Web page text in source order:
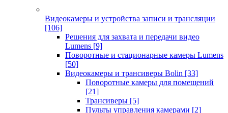
Видеокамеры и устройства записи и трансляции
[106]
Решения для захвата и передачи видео
Lumens [9]
Поворотные и стационарные камеры Lumens
[50]
Видеокамеры и трансиверы Bolin [33]
Поворотные камеры для помещений
[21]
Трансиверы [5]
Пульты управления камерами [2]